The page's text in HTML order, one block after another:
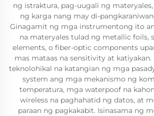
ng istraktura, pag-uugali ng
ng karga nang may di-
Ginagamit ng mga instrumentong ito
na materyales tulad ng metallic foils,
elements, o fiber-optic components
mas mataas na sensitivity at katiyakan.
teknolohikal na katangian ng mga
system ang mga mekanismo ng
temperatura, mga waterpoof na
wireless na paghahatid ng datos, at
paraan ng pagkakabit. Isinasama ng